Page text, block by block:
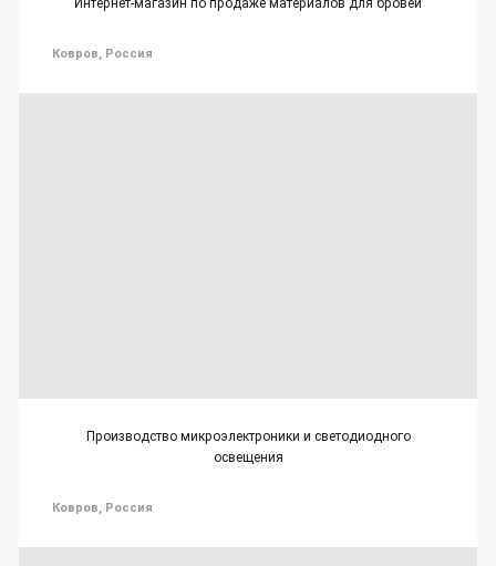
Интернет-магазин по продаже материалов для бровей
Ковров, Россия
Производство микроэлектроники и светодиодного
освещения
Ковров, Россия